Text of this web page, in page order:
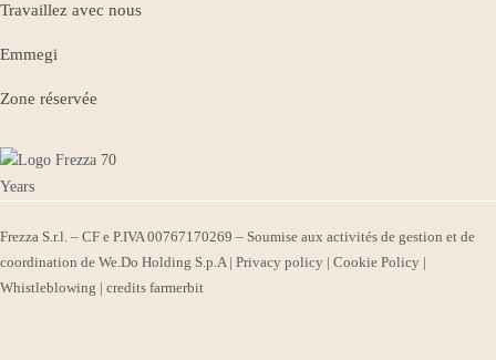
Travaillez avec nous
Emmegi
Zone réservée
Frezza S.r.l. – CF e P.IVA 00767170269 – Soumise aux activités de gestion et de
coordination de We.Do Holding S.p.A | Privacy policy | Cookie Policy |
Whistleblowing | credits farmerbit